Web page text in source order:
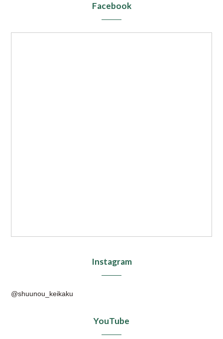
Facebook
Instagram
@shuunou_keikaku
YouTube